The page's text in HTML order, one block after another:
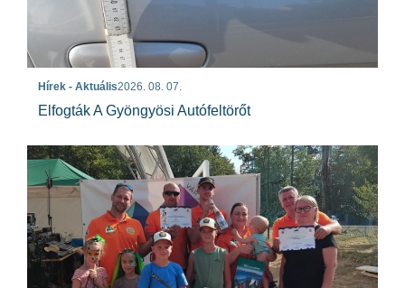
Hírek - Aktuális2026. 08. 07.
Elfogták A Gyöngyösi Autófeltörőt